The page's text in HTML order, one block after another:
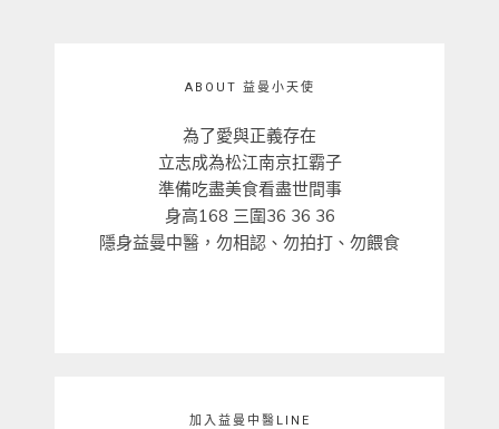
ABOUT 益曼小天使
為了愛與正義存在
立志成為松江南京扛霸子
準備吃盡美食看盡世間事
身高168 三圍36 36 36
隱身益曼中醫，勿相認、勿拍打、勿餵食
加入益曼中醫LINE